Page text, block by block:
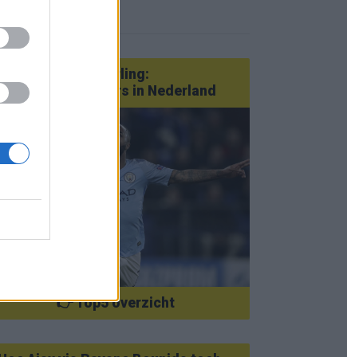
Van Götze tot Sterling:
statementtransfers in Nederland
👉 Top5 overzicht